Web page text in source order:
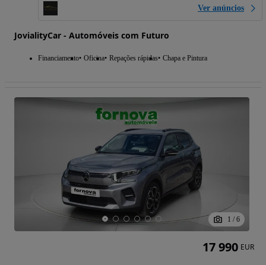
Ver anúncios
JovialityCar - Automóveis com Futuro
Financiamento Oficina Repações rápidas Chapa e Pintura
1 / 6
17 990 EUR